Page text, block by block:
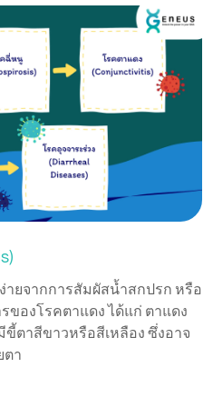
ายจากการสัมผัสน้ำสกปรก หรือ
ของโรคตาแดง ได้แก่ ตาแดง
ตาสีขาวหรือสีเหลือง ซึ่งอาจ
ตา